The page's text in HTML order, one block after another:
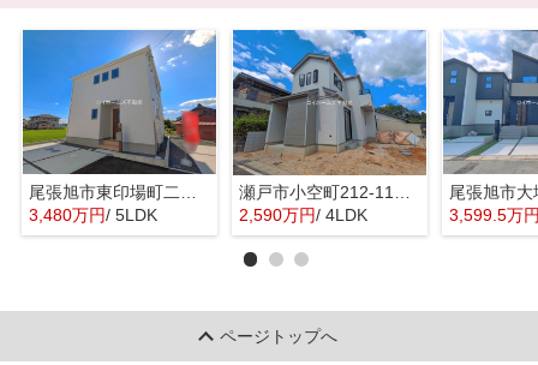
3,480万円/ 5LDK
2,590万円/ 4LDK 3,599.5万
ページトップへ